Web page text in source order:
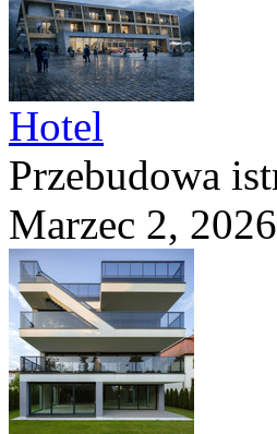
Hotel
Przebudowa
Marzec 2, 2026